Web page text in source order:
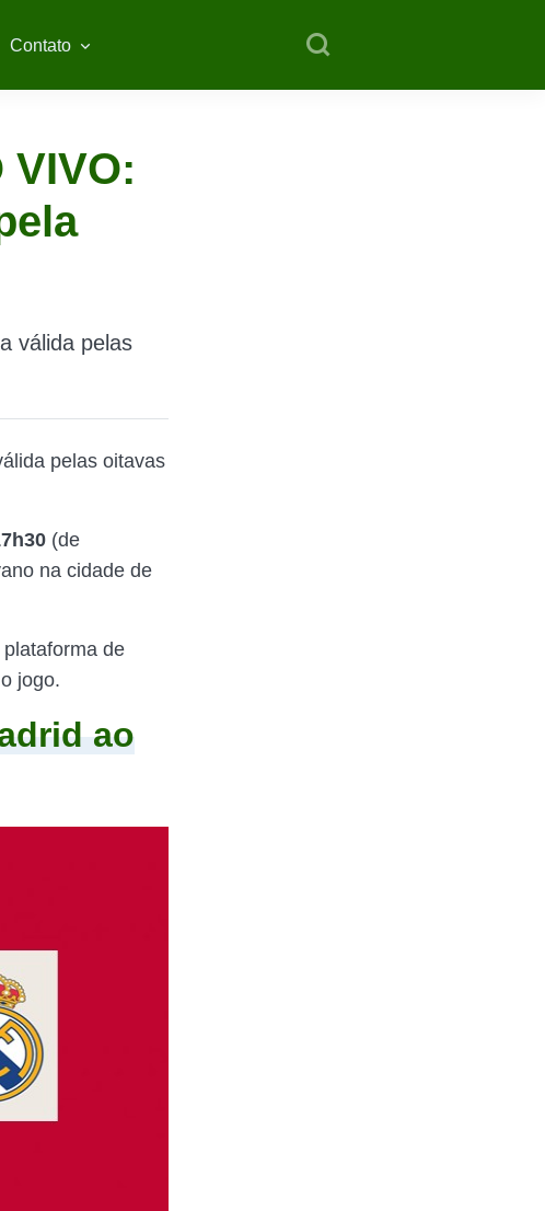
Contato
válida pelas
pelas oitavas
(de
na cidade de
de
jogo.
ao